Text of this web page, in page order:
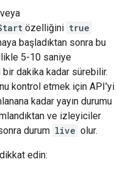
özelliğini true
başladıktan sonra bu
5-10 saniye
dakika kadar sürebilir.
kontrol etmek için API'yi
kadar yayın durumu
ve izleyiciler
durum live olur.
edin: